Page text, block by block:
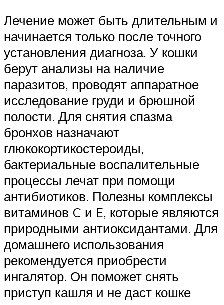
Лечение может быть длительным и
начинается только после точного
установления диагноза. У кошки
берут анализы на наличие
паразитов, проводят аппаратное
исследование груди и брюшной
полости. Для снятия спазма
бронхов назначают
глюкокортикостероиды,
бактериальные воспалительные
процессы лечат при помощи
антибиотиков. Полезны комплексы
витаминов C и E, которые являются
природными антиоксидантами. Для
домашнего использования
рекомендуется приобрести
ингалятор. Он поможет снять
приступ кашля и не даст кошке